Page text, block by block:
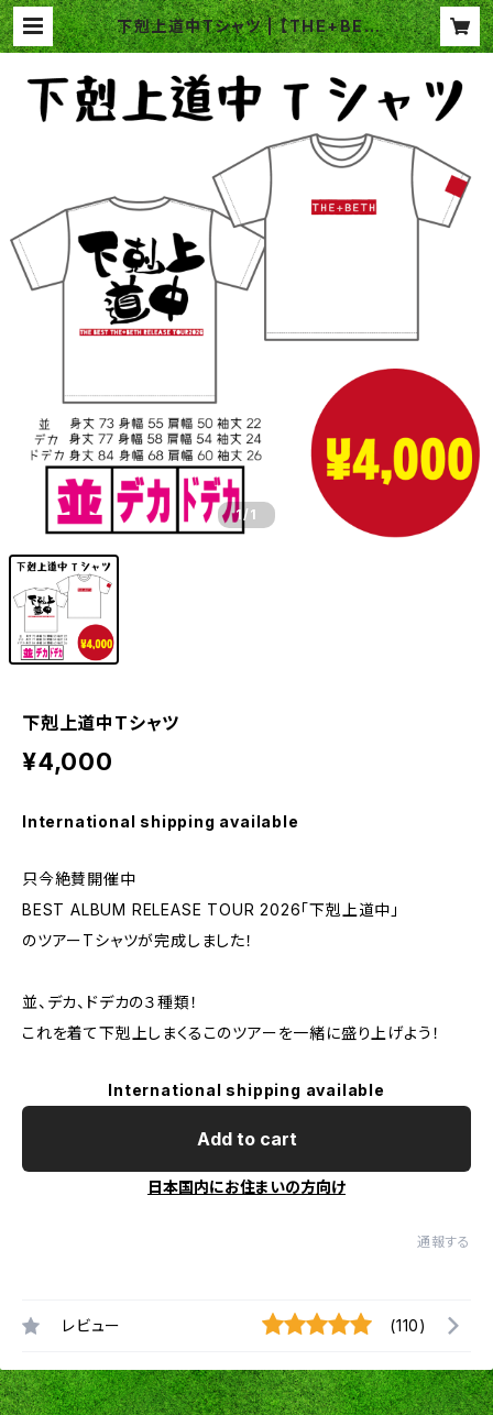
下剋上道中Tシャツ | 【THE+BET
H】OFFICIAL WEB SHOP
1/1
下剋上道中Tシャツ
¥4,000
International shipping available
只今絶賛開催中
BEST ALBUM RELEASE TOUR 2026「下剋上道中」
のツアーTシャツが完成しました！
並、デカ、ドデカの３種類！
これを着て下剋上しまくるこのツアーを一緒に盛り上げよう！
International shipping available
Add to cart
日本国内にお住まいの方向け
通報する
レビュー (110)